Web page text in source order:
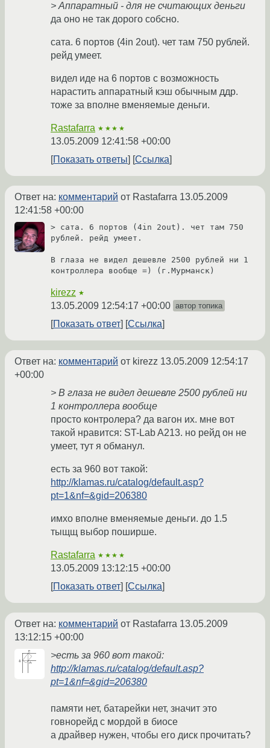
> Аппаратный - для не считающих деньги
да оно не так дорого собсно.
сата. 6 портов (4in 2out). чет там 750 рублей.
рейд умеет.
видел иде на 6 портов с возможность
нарастить аппаратный кэш обычным ддр.
тоже за вполне вменяемые деньги.
Rastafarra ★★★★
13.05.2009 12:41:58 +00:00
Показать ответы
Ссылка
Ответ на: комментарий от Rastafarra 13.05.2009
12:41:58 +00:00
> сата. 6 портов (4in 2out). чет там 750
рублей. рейд умеет.
В глаза не видел дешевле 2500 рублей ни 1
контроллера вообще =) (г.Мурманск)
kirezz ★
13.05.2009 12:54:17 +00:00 автор топика
Показать ответ Ссылка
Ответ на: комментарий от kirezz 13.05.2009 12:54:17
+00:00
> В глаза не видел дешевле 2500 рублей ни
1 контроллера вообще
просто контролера? да вагон их. мне вот
такой нравится: ST-Lab A213. но рейд он не
умеет, тут я обманул.
есть за 960 вот такой:
http://klamas.ru/catalog/default.asp?
pt=1&nf=&gid=206380
имхо вполне вменяемые деньги. до 1.5
тыщщ выбор поширше.
Rastafarra ★★★★
13.05.2009 13:12:15 +00:00
Показать ответ
Ссылка
Ответ на: комментарий от Rastafarra 13.05.2009
13:12:15 +00:00
>есть за 960 вот такой:
http://klamas.ru/catalog/default.asp?
pt=1&nf=&gid=206380
памяти нет, батарейки нет, значит это
говнорейд с мордой в биосе
а драйвер нужен, чтобы его диск прочитать?